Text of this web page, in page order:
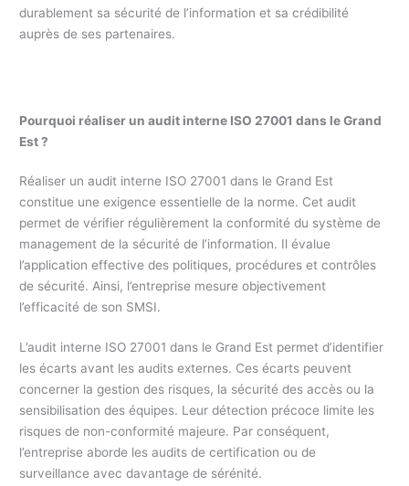
durablement sa sécurité de l’information et sa crédibilité
auprès de ses partenaires.
Pourquoi réaliser un audit interne ISO 27001 dans le Grand
Est ?
Réaliser un audit interne ISO 27001 dans le Grand Est
constitue une exigence essentielle de la norme. Cet audit
permet de vérifier régulièrement la conformité du système de
management de la sécurité de l’information. Il évalue
l’application effective des politiques, procédures et contrôles
de sécurité. Ainsi, l’entreprise mesure objectivement
l’efficacité de son SMSI.
L’audit interne ISO 27001 dans le Grand Est permet d’identifier
les écarts avant les audits externes. Ces écarts peuvent
concerner la gestion des risques, la sécurité des accès ou la
sensibilisation des équipes. Leur détection précoce limite les
risques de non-conformité majeure. Par conséquent,
l’entreprise aborde les audits de certification ou de
surveillance avec davantage de sérénité.